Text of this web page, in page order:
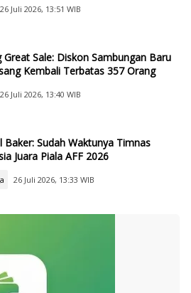
26 Juli 2026, 13:51 WIB
Great Sale: Diskon Sambungan Baru
Kembali Terbatas 357 Orang
26 Juli 2026, 13:40 WIB
Baker: Sudah Waktunya Timnas
Juara Piala AFF 2026
26 Juli 2026, 13:33 WIB